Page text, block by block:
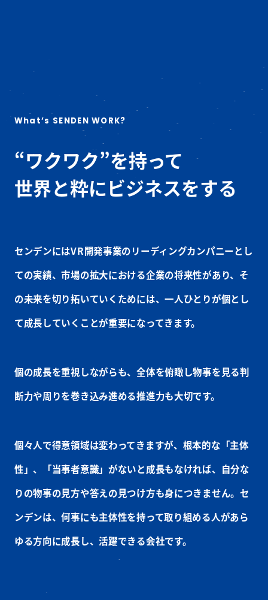
What’s SENDEN WORK?
“ワクワク”を持って
世界と粋にビジネスをする
センデンにはVR開発事業のリーディングカンパニーとし
ての実績、市場の拡大における企業の将来性があり、そ
の未来を切り拓いていくためには、一人ひとりが個とし
て成長していくことが重要になってきます。
個の成長を重視しながらも、全体を俯瞰し物事を見る判
断力や周りを巻き込み進める推進力も大切です。
個々人で得意領域は変わってきますが、根本的な「主体
性」、「当事者意識」がないと成長もなければ、自分な
りの物事の見方や答えの見つけ方も身につきません。セ
ンデンは、何事にも主体性を持って取り組める人があら
ゆる方向に成長し、活躍できる会社です。